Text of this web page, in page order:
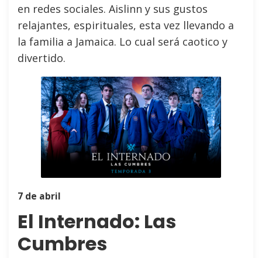
en redes sociales. Aislinn y sus gustos
relajantes, espirituales, esta vez llevando a
la familia a Jamaica. Lo cual será caotico y
divertido.
7 de abril
El Internado: Las
Cumbres